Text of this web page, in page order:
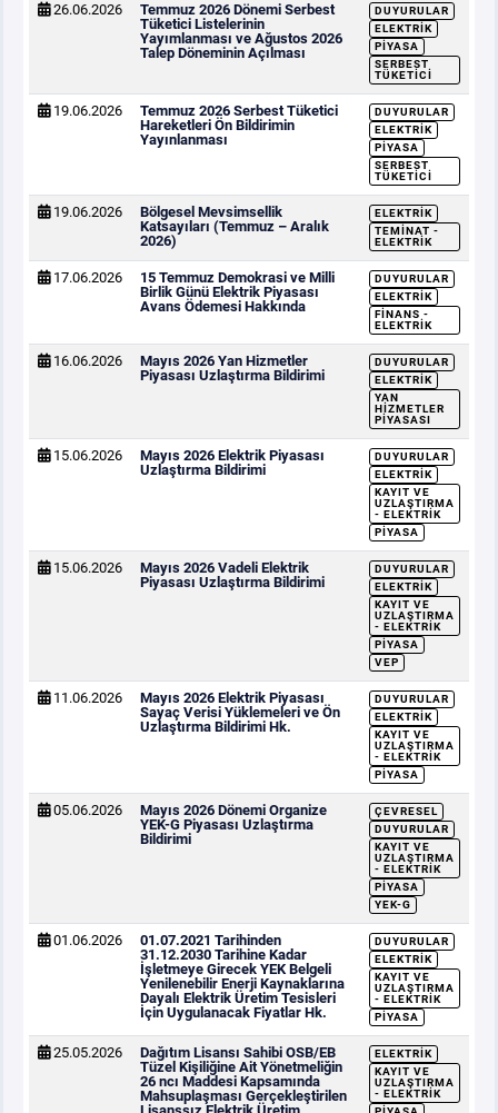
26.06.2026
Temmuz 2026 Dönemi Serbest
Tüketici Listelerinin
Yayımlanması ve Ağustos 2026
Talep Döneminin Açılması
DUYURULAR
ELEKTRIK
PIYASA
SERBEST
TÜKETICI
19.06.2026
Temmuz 2026 Serbest Tüketici
Hareketleri Ön Bildirimin
Yayınlanması
DUYURULAR
ELEKTRIK
PIYASA
SERBEST
TÜKETICI
19.06.2026
Bölgesel Mevsimsellik
Katsayıları (Temmuz – Aralık
2026)
ELEKTRIK
TEMINAT -
ELEKTRIK
17.06.2026
15 Temmuz Demokrasi ve Milli
Birlik Günü Elektrik Piyasası
Avans Ödemesi Hakkında
DUYURULAR
ELEKTRIK
FINANS -
ELEKTRIK
16.06.2026
Mayıs 2026 Yan Hizmetler
Piyasası Uzlaştırma Bildirimi
DUYURULAR
ELEKTRIK
YAN
HIZMETLER
PIYASASI
15.06.2026
Mayıs 2026 Elektrik Piyasası
Uzlaştırma Bildirimi
DUYURULAR
ELEKTRIK
KAYIT VE
UZLAŞTIRMA
- ELEKTRIK
PIYASA
15.06.2026
Mayıs 2026 Vadeli Elektrik
Piyasası Uzlaştırma Bildirimi
DUYURULAR
ELEKTRIK
KAYIT VE
UZLAŞTIRMA
- ELEKTRIK
PIYASA
VEP
11.06.2026
Mayıs 2026 Elektrik Piyasası
Sayaç Verisi Yüklemeleri ve Ön
Uzlaştırma Bildirimi Hk.
DUYURULAR
ELEKTRIK
KAYIT VE
UZLAŞTIRMA
- ELEKTRIK
PIYASA
05.06.2026
Mayıs 2026 Dönemi Organize
YEK-G Piyasası Uzlaştırma
Bildirimi
ÇEVRESEL
DUYURULAR
KAYIT VE
UZLAŞTIRMA
- ELEKTRIK
PIYASA
YEK-G
01.06.2026
01.07.2021 Tarihinden
31.12.2030 Tarihine Kadar
İşletmeye Girecek YEK Belgeli
Yenilenebilir Enerji Kaynaklarına
Dayalı Elektrik Üretim Tesisleri
İçin Uygulanacak Fiyatlar Hk.
DUYURULAR
ELEKTRIK
KAYIT VE
UZLAŞTIRMA
- ELEKTRIK
PIYASA
25.05.2026
Dağıtım Lisansı Sahibi OSB/EB
Tüzel Kişiliğine Ait Yönetmeliğin
26 ncı Maddesi Kapsamında
Mahsuplaşması Gerçekleştirilen
ELEKTRIK
KAYIT VE
UZLAŞTIRMA
- ELEKTRIK